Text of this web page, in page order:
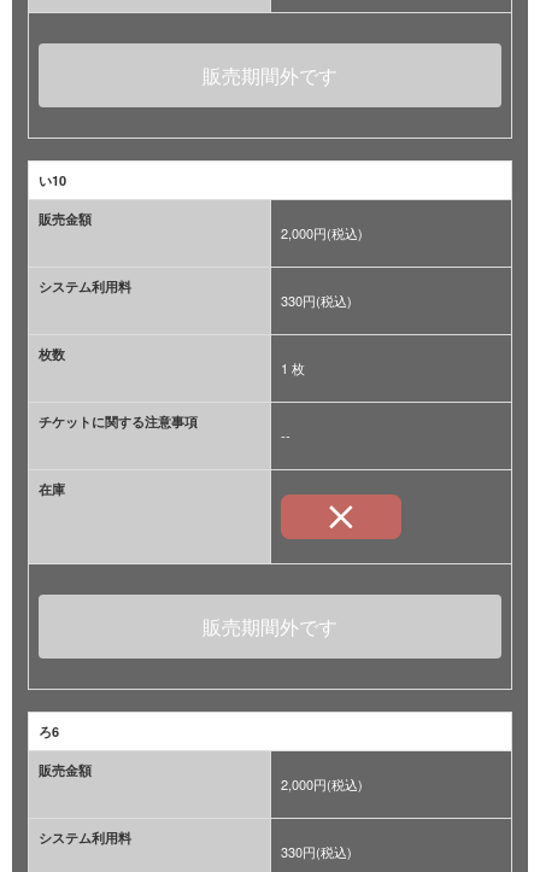
販売期間外です
い10
販売金額
2,000円(税込)
システム利用料
330円(税込)
枚数
1 枚
チケットに関する注意事項
--
在庫
販売期間外です
ろ6
販売金額
2,000円(税込)
システム利用料
330円(税込)